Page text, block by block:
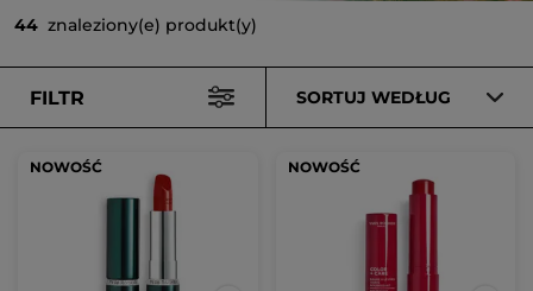
44 znaleziony(e) produkt(y)
FILTR SORTUJ WEDŁUG
NOWOŚĆ NOWOŚĆ